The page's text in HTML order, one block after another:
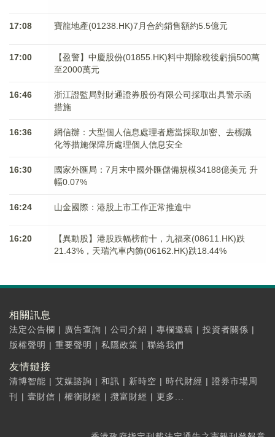
17:08 寶龍地產(01238.HK)7月合約銷售額約5.5億元
17:00
【盈警】中慶股份(01855.HK)料中期除稅後虧損500萬
至2000萬元
16:46
浙江證監局對財通證券股份有限公司採取出具警示函
措施
16:36
網信辦：大型個人信息處理者應當採取加密、去標識
化等措施保障所處理個人信息安全
16:30
國家外匯局：7月末中國外匯儲備規模34188億美元 升
幅0.07%
16:24 山金國際：港股上市工作正常推進中
16:20
【異動股】港股跌幅榜前十，九福來(08611.HK)跌
21.43%，天瑞汽車内飾(06162.HK)跌18.44%
相關訊息
法定公告欄 | 廣告查詢 | 公司介紹 | 專欄邀稿 | 投資者關係 |
版權聲明 | 重要聲明 | 私隱政策 | 聯絡我們
友情鏈接
清博智能 | 艾媒諮詢 | 和訊 | 新時空 | 時代財經 | 證券市場周
刊
| 壹財信 | 權衡財經 | 攬富財經 | 更多...